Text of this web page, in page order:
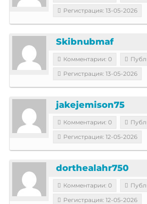
Регистрация: 13-05-2026
Skibnubmaf
Комментарии: 0
Регистрация: 13-05-2026
jakejemison75
Комментарии: 0
Регистрация: 12-05-2026
dorthealahr750
Комментарии: 0
Регистрация: 12-05-2026